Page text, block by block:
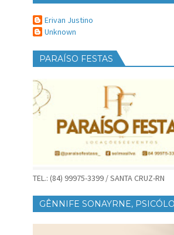
Erivan Justino
Unknown
PARAÍSO FESTAS
TEL.: (84) 99975-3399 / SANTA CRUZ-RN
GÊNNIFE SONAYRNE,